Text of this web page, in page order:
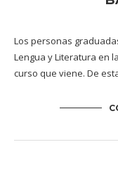
Los personas
Lengua y Literatura en
curso que viene. De